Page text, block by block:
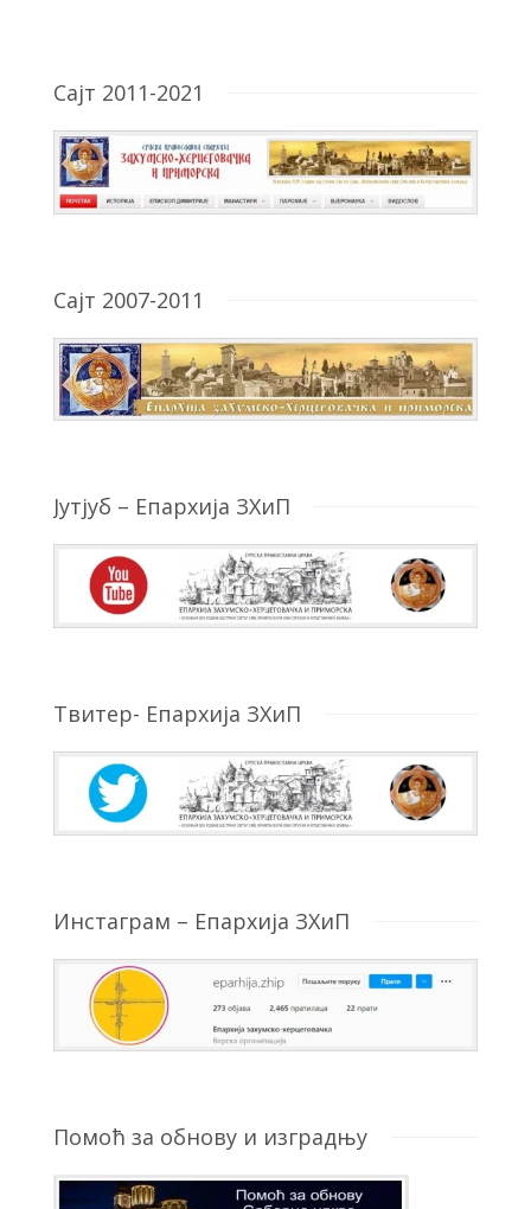
Сајт 2011-2021
Сајт 2007-2011
Јутјуб – Епархија ЗХиП
Твитер- Епархија ЗХиП
Инстаграм – Епархија ЗХиП
Помоћ за обнову и изградњу